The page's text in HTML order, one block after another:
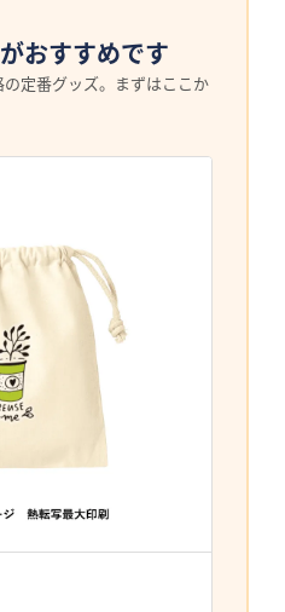
おすすめです
定番グッズ。まずはここか